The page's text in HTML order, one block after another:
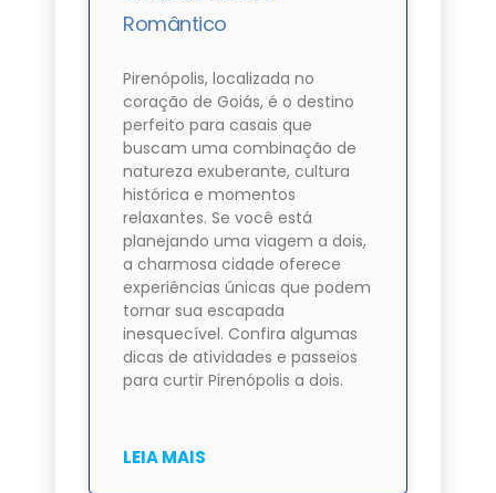
Romântico
Pirenópolis, localizada no
coração de Goiás, é o destino
perfeito para casais que
buscam uma combinação de
natureza exuberante, cultura
histórica e momentos
relaxantes. Se você está
planejando uma viagem a dois,
a charmosa cidade oferece
experiências únicas que podem
tornar sua escapada
inesquecível. Confira algumas
dicas de atividades e passeios
para curtir Pirenópolis a dois.
LEIA MAIS